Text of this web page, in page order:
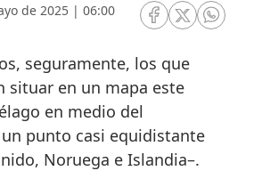
de 2025 | 06:00
RRSS Facebook
RRSSRRSS
situar en un mapa este
en medio del
punto casi equidistante
Noruega e Islandia–.